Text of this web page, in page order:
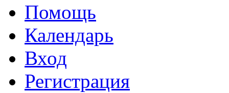
Помощь
Календарь
Вход
Регистрация